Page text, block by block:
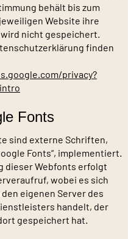
behält bis zum
Website ihre
nicht gespeichert.
finden
privacy?
Fonts
sind externe Schriften,
Fonts“, implementiert.
dieser Webfonts erfolgt
wobei es sich
eigenen Server des
handelt, der
gespeichert hat.